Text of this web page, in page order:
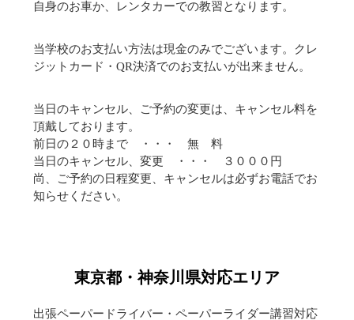
自身のお車か、レンタカーでの教習となります。
当学校のお支払い方法は現金のみでございます。クレ
ジットカード・QR決済でのお支払いが出来ません。
当日のキャンセル、ご予約の変更は、キャンセル料を
頂戴しております。
前日の２０時まで ・・・ 無 料
当日のキャンセル、変更 ・・・ ３０００円
尚、ご予約の日程変更、キャンセルは必ずお電話でお
知らせください。
東京都・神奈川県対応エリア
出張ペーパードライバー・ペーパーライダー講習対応